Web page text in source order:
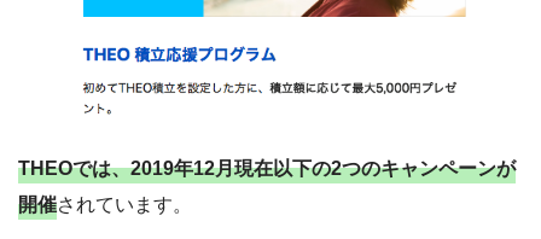
THEOでは、2019年12月現在以下の2つのキャンペーンが
開催されています。